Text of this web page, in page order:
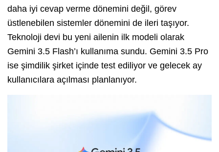
daha iyi cevap verme dönemini değil, görev
üstlenebilen sistemler dönemini de ileri taşıyor.
Teknoloji devi bu yeni ailenin ilk modeli olarak
Gemini 3.5 Flash’ı kullanıma sundu. Gemini 3.5 Pro
ise şimdilik şirket içinde test ediliyor ve gelecek ay
kullanıcılara açılması planlanıyor.